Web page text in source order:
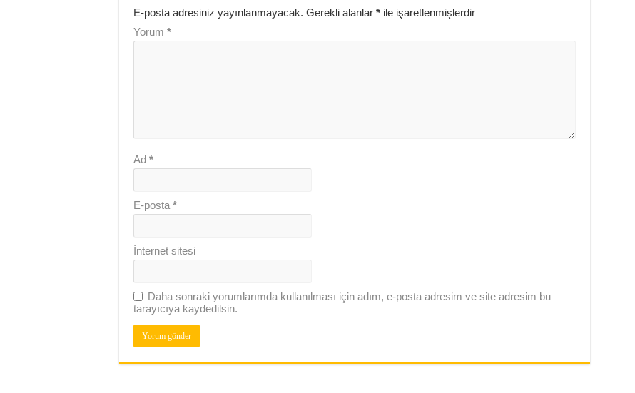
E-posta adresiniz yayınlanmayacak. Gerekli alanlar * ile işaretlenmişlerdir
Yorum *
Ad *
E-posta *
İnternet sitesi
Daha sonraki yorumlarımda kullanılması için adım, e-posta adresim ve site adresim bu
tarayıcıya kaydedilsin.